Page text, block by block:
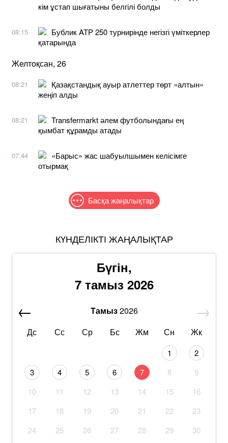
кім ұстап шығатыны белгілі болды
08:15
Бублик ATP 250 турнирінде негізгі үміткерлер
қатарында
Желтоқсан, 26
08:21
Қазақстандық ауыр атлеттер төрт «алтын»
жеңіп алды
08:21
Transfermarkt әлем футболындағы ең
қымбат құрамды атады
07:44
«Барыс» жас шабуылшымен келісімге
отырмақ
Басқа жаңалықтар
КҮНДЕЛІКТІ ЖАҢАЛЫҚТАР
Бүгін,
7 тамыз 2026
Тамыз2026
Дс
Сс Ср Бс Жм Сн Жк
1
2
3
4 5 6 7 8
9
10
11 12 13 14 15
16
17
18 19 20 21 22
23
24
25 26 27 28 29
30